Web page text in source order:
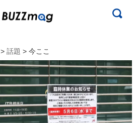
> 話題 > 今ここ